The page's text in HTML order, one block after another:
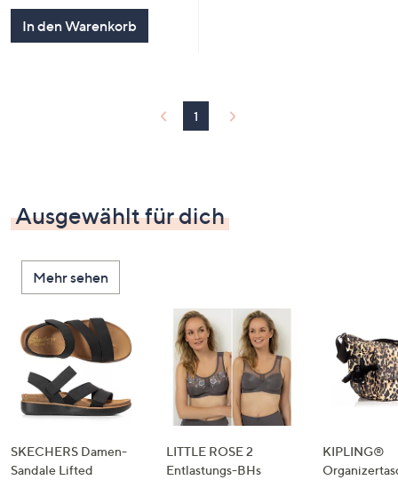
In den Warenkorb
1
Ausgewählt für dich
Mehr sehen
SKECHERS Damen-
Sandale Lifted
LITTLE ROSE 2
Entlastungs-BHs
KIPLING®